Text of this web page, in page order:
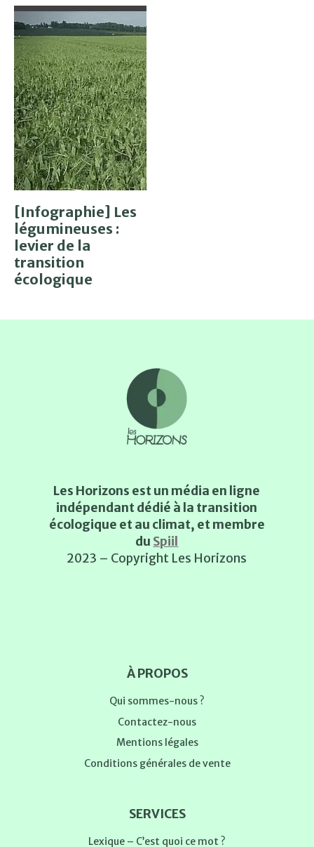
[Infographie] Les
légumineuses :
levier de la
transition
écologique
Les Horizons est un média en ligne
indépendant dédié à la transition
écologique et au climat, et membre
du Spiil
2023 – Copyright Les Horizons
À PROPOS
Qui sommes-nous ?
Contactez-nous
Mentions légales
Conditions générales de vente
SERVICES
Lexique – C’est quoi ce mot ?